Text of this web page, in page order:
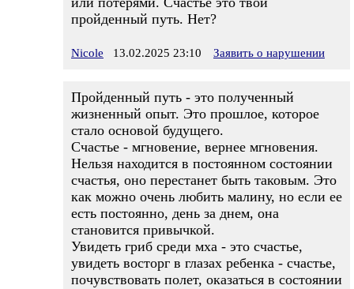
пройденный путь. Нет?
Nicole 13.02.2025 23:10 Заявить о нарушении
Пройденный путь - это полученный
жизненный опыт. Это прошлое, которое
стало основой будущего.
Счастье - мгновение, вернее мгновения.
Нельзя находится в постоянном состоянии
счастья, оно перестанет быть таковым. Это
как можно очень любить малину, но если ее
есть постоянно, день за днем, она
становится привычкой.
Увидеть гриб среди мха - это счастье,
увидеть восторг в глазах ребенка - счастье,
почувствовать полет, оказаться в состоянии